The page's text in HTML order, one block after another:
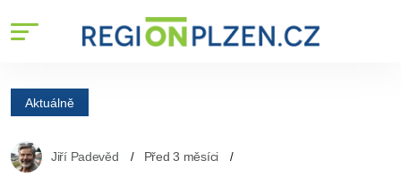
Aktuálně
Jiří Padevěd Před 3 měsíci